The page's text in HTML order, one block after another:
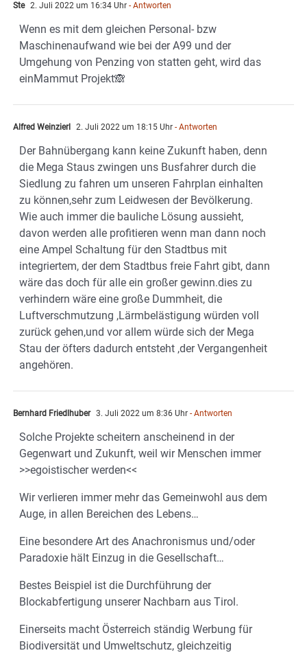
Ste 2. Juli 2022 um 16:34 Uhr - Antworten
Wenn es mit dem gleichen Personal- bzw
Maschinenaufwand wie bei der A99 und der
Umgehung von Penzing von statten geht, wird das
einMammut Projekt🙈
Alfred Weinzierl 2. Juli 2022 um 18:15 Uhr - Antworten
Der Bahnübergang kann keine Zukunft haben, denn
die Mega Staus zwingen uns Busfahrer durch die
Siedlung zu fahren um unseren Fahrplan einhalten
zu können,sehr zum Leidwesen der Bevölkerung.
Wie auch immer die bauliche Lösung aussieht,
davon werden alle profitieren wenn man dann noch
eine Ampel Schaltung für den Stadtbus mit
integriertem, der dem Stadtbus freie Fahrt gibt, dann
wäre das doch für alle ein großer gewinn.dies zu
verhindern wäre eine große Dummheit, die
Luftverschmutzung ,Lärmbelästigung würden voll
zurück gehen,und vor allem würde sich der Mega
Stau der öfters dadurch entsteht ,der Vergangenheit
angehören.
Bernhard Friedlhuber 3. Juli 2022 um 8:36 Uhr - Antworten
Solche Projekte scheitern anscheinend in der
Gegenwart und Zukunft, weil wir Menschen immer
>>egoistischer werden<<
Wir verlieren immer mehr das Gemeinwohl aus dem
Auge, in allen Bereichen des Lebens…
Eine besondere Art des Anachronismus und/oder
Paradoxie hält Einzug in die Gesellschaft…
Bestes Beispiel ist die Durchführung der
Blockabfertigung unserer Nachbarn aus Tirol.
Einerseits macht Österreich ständig Werbung für
Biodiversität und Umweltschutz, gleichzeitig